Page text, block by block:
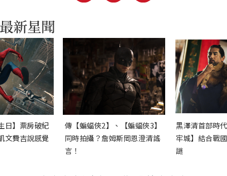
日】票房破紀
文費吉說感覺
傳【蝙蝠俠2】、【蝙蝠俠3】
同時拍攝？詹姆斯岡恩澄清謠
言！
黑澤清首部時
牢城】結合戰
謎